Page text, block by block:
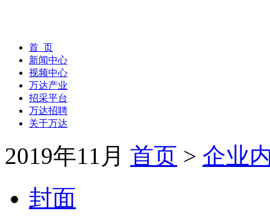
首 页
新闻中心
视频中心
万达产业
招采平台
万达招聘
关于万达
2019年11月 首页 > 企业
封面